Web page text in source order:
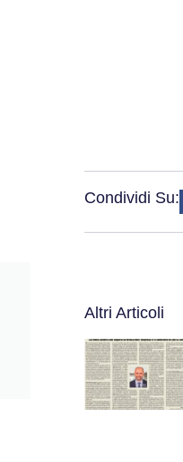
Condividi Su:
Altri Articoli